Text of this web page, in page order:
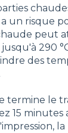
a un risque
peut
290
des
termine le
15 minutes